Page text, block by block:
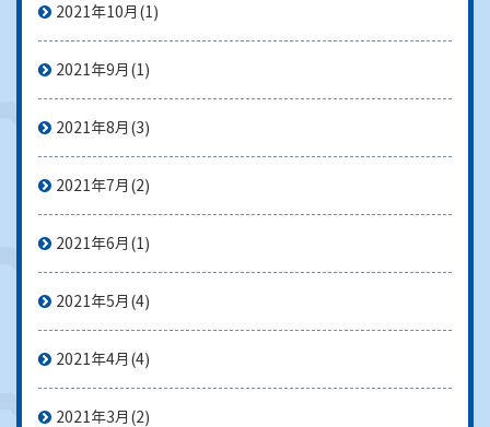
2021年10月 (1)
2021年9月 (1)
2021年8月 (3)
2021年7月 (2)
2021年6月 (1)
2021年5月 (4)
2021年4月 (4)
2021年3月 (2)